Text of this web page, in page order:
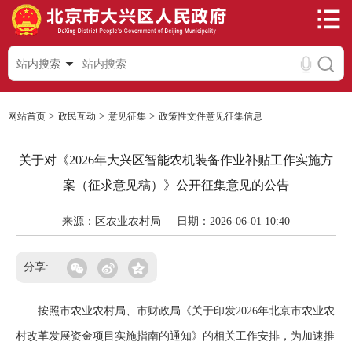
站内搜索
网站首页 > 政民互动 > 意见征集 > 政策性文件意见征集信息
关于对《2026年大兴区智能农机装备作业补贴工作实施方
案（征求意见稿）》公开征集意见的公告
来源：区农业农村局 日期：2026-06-01 10:40
分享:
按照市农业农村局、市财政局《关于印发2026年北京市农业农
村改革发展资金项目实施指南的通知》的相关工作安排，为加速推